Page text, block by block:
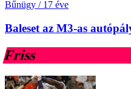
Bűnügy / 17 éve
Baleset az M3-as
Friss